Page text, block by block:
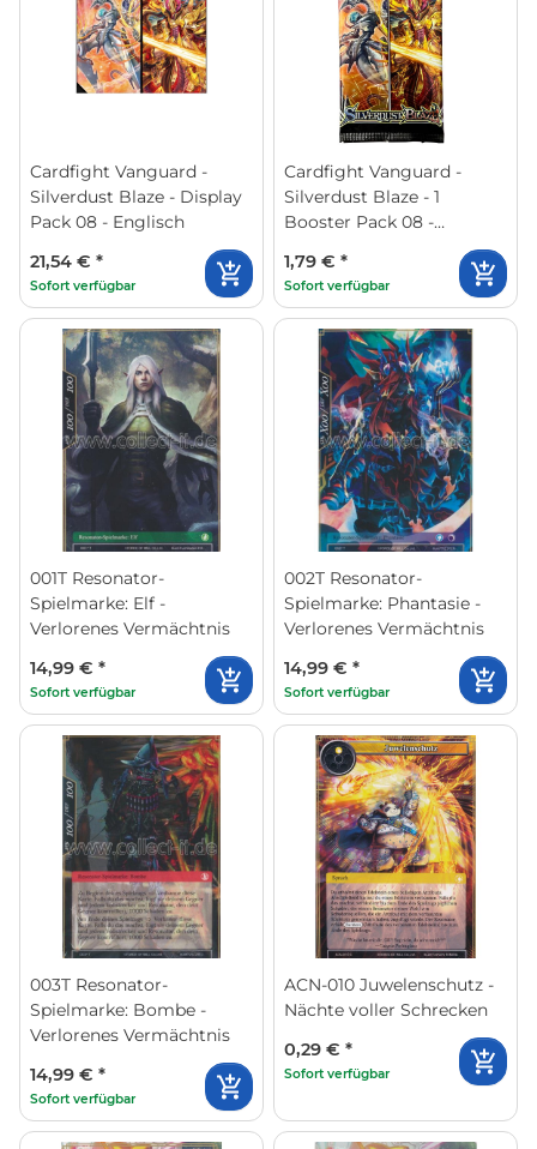
Cardfight Vanguard -
Silverdust Blaze - Display
Pack 08 - Englisch
21,54 € *
Sofort verfügbar
Cardfight Vanguard -
Silverdust Blaze - 1
Booster Pack 08 -
1,79 € *
Sofort verfügbar
001T Resonator-
Spielmarke: Elf -
Verlorenes Vermächtnis
14,99 € *
Sofort verfügbar
002T Resonator-
Spielmarke: Phantasie -
Verlorenes Vermächtnis
14,99 € *
Sofort verfügbar
003T Resonator-
Spielmarke: Bombe -
Verlorenes Vermächtnis
14,99 € *
Sofort verfügbar
ACN-010 Juwelenschutz -
Nächte voller Schrecken
0,29 € *
Sofort verfügbar